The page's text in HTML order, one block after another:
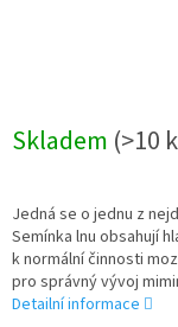
Skladem (>10
Jedná se o jednu z
Semínka lnu obsahují
k normální činnosti
pro správný vývoj
Detailní informace